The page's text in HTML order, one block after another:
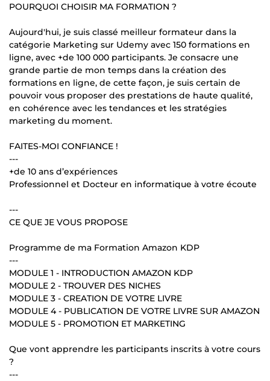
POURQUOI CHOISIR MA FORMATION ?
Aujourd'hui, je suis classé meilleur formateur dans la
catégorie Marketing sur Udemy avec 150 formations en
ligne, avec +de 100 000 participants. Je consacre une
grande partie de mon temps dans la création des
formations en ligne, de cette façon, je suis certain de
pouvoir vous proposer des prestations de haute qualité,
en cohérence avec les tendances et les stratégies
marketing du moment.
FAITES-MOI CONFIANCE !
---
+de 10 ans d’expériences
Professionnel et Docteur en informatique à votre écoute
---
CE QUE JE VOUS PROPOSE
Programme de ma Formation Amazon KDP
---
MODULE 1 - INTRODUCTION AMAZON KDP
MODULE 2 - TROUVER DES NICHES
MODULE 3 - CREATION DE VOTRE LIVRE
MODULE 4 - PUBLICATION DE VOTRE LIVRE SUR AMAZON
MODULE 5 - PROMOTION ET MARKETING
Que vont apprendre les participants inscrits à votre cours
?
---